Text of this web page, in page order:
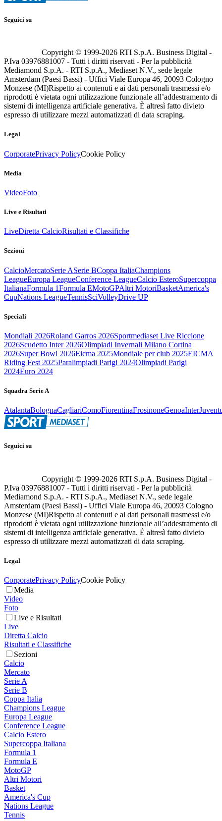
Seguici su
Copyright © 1999-2026 RTI S.p.A. Business Digital -
P.Iva 03976881007 - Tutti i diritti riservati - Per la pubblicità
Mediamond S.p.A. - RTI S.p.A., Mediaset N.V., sede legale
Amsterdam (Paesi Bassi) - Uffici Viale Europa 46, 20093 Cologno
Monzese (MI)Rispetto ai contenuti e ai dati personali trasmessi e/o
riprodotti è vietata ogni utilizzazione funzionale all’addestramento di
sistemi di intelligenza artificiale generativa. È altresì fatto divieto
espresso di utilizzare mezzi automatizzati di data scraping.
Legal
CorporatePrivacy PolicyCookie Policy
Media
VideoFoto
Live e Risultati
LiveDiretta CalcioRisultati e Classifiche
Sezioni
CalcioMercatoSerie ASerie BCoppa ItaliaChampions
LeagueEuropa LeagueConference LeagueCalcio EsteroSupercoppa
ItalianaFormula 1Formula EMotoGPAltri MotoriBasketAmerica's
CupNations LeagueTennisSciVolleyDrive UP
Speciali
Mondiali 2026Roland Garros 2026Sportmediaset Live Riccione
2026Scudetto Inter 2026Olimpiadi Invernali Milano Cortina
2026Super Bowl 2026Eicma 2025Mondiale per club 2025EICMA
Riding Fest 2025Paralimpiadi Parigi 2024Olimpiadi Parigi
2024Euro 2024
Squadra Serie A
AtalantaBolognaCagliariComoFiorentinaFrosinoneGenoaInter
Seguici su
Copyright © 1999-2026 RTI S.p.A. Business Digital -
P.Iva 03976881007 - Tutti i diritti riservati - Per la pubblicità
Mediamond S.p.A. - RTI S.p.A., Mediaset N.V., sede legale
Amsterdam (Paesi Bassi) - Uffici Viale Europa 46, 20093 Cologno
Monzese (MI)Rispetto ai contenuti e ai dati personali trasmessi e/o
riprodotti è vietata ogni utilizzazione funzionale all’addestramento di
sistemi di intelligenza artificiale generativa. È altresì fatto divieto
espresso di utilizzare mezzi automatizzati di data scraping.
Legal
CorporatePrivacy PolicyCookie Policy
Media
Video
Foto
Live e Risultati
Live
Diretta Calcio
Risultati e Classifiche
Sezioni
Calcio
Mercato
Serie A
Serie B
Coppa Italia
Champions League
Europa League
Conference League
Calcio Estero
Supercoppa Italiana
Formula 1
Formula E
MotoGP
Altri Motori
Basket
America's Cup
Nations League
Tennis